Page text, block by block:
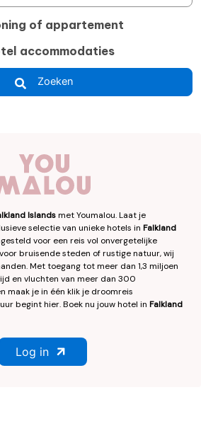
of appartement
accommodaties
Zoeken
Islandsmet Youmalou. Laat je
selectie van unieke hotels in Falkland
voor een reis vol onvergetelijke
bruisende steden of rustige natuur, wij
Met toegang tot meer dan 1,3 miljoen
en vluchten van meer dan 300
maak je in één klik je droomreis
begint hier. Boek nu jouw hotel in Falkland
Log in